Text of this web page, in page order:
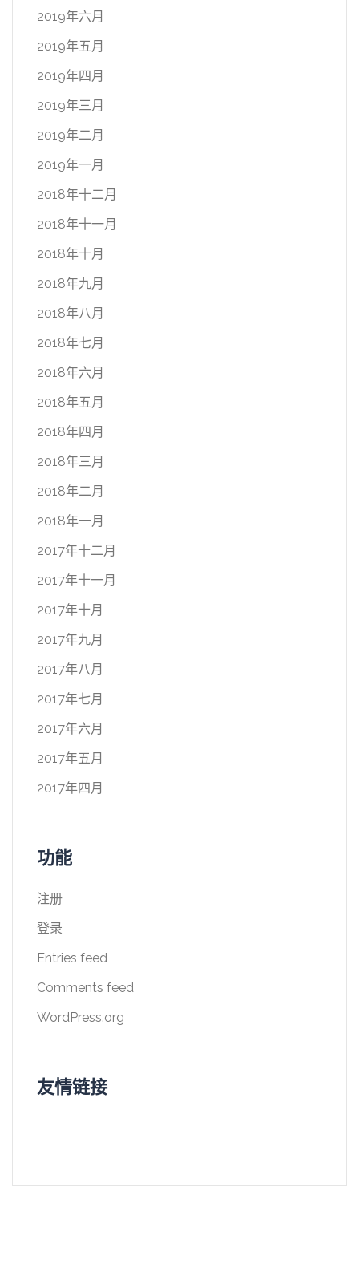
2019年六月
2019年五月
2019年四月
2019年三月
2019年二月
2019年一月
2018年十二月
2018年十一月
2018年十月
2018年九月
2018年八月
2018年七月
2018年六月
2018年五月
2018年四月
2018年三月
2018年二月
2018年一月
2017年十二月
2017年十一月
2017年十月
2017年九月
2017年八月
2017年七月
2017年六月
2017年五月
2017年四月
功能
注册
登录
Entries feed
Comments feed
WordPress.org
友情链接